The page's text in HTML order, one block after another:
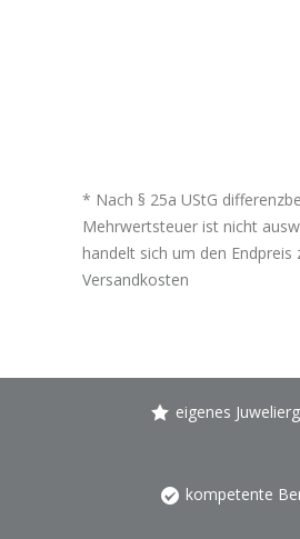
* Nach § 25a UStG
Mehrwertsteuer ist nicht
handelt sich um den Endpreis
Versandkosten
eigenes
kompetente